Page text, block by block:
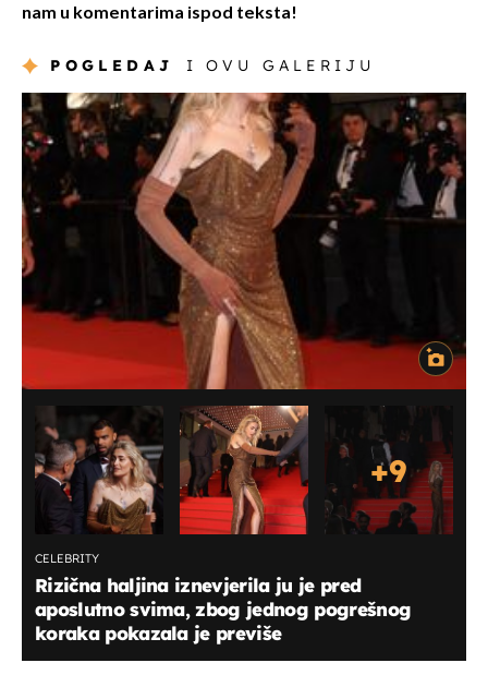
nam u komentarima ispod teksta!
POGLEDAJ I OVU GALERIJU
+9
CELEBRITY
Rizična haljina iznevjerila ju je pred
aposlutno svima, zbog jednog pogrešnog
koraka pokazala je previše